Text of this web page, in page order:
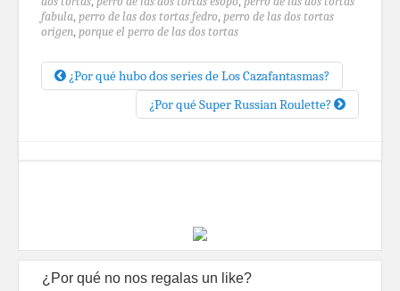
fabula, perro de las dos tortas fedro, perro de las dos tortas
origen, porque el perro de las dos tortas
¿Por qué hubo dos series de Los Cazafantasmas?
¿Por qué Super Russian Roulette?
¿Por qué no nos regalas un like?